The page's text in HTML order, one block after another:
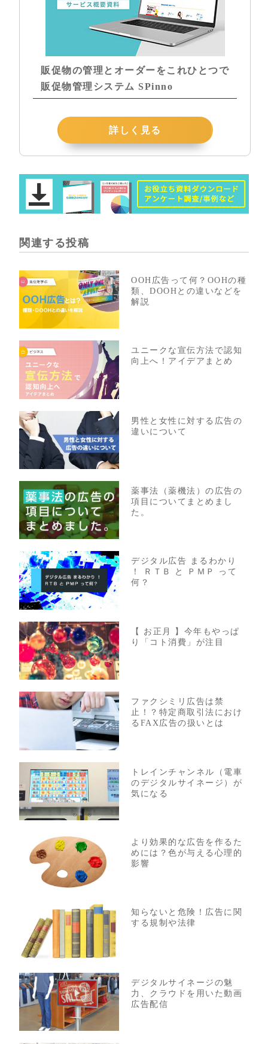
販促物の管理とオーダーをこれひとつで
販促物管理システム SPinno
詳しく見る
関連する投稿
OOH広告って何？OOHの種
類、DOOHとの違いなどを
解説
ユニークな宣伝方法で認知
向上へ！アイデアまとめ
男性と女性に対する広告の
違いについて
薬事法（薬機法）の広告の
項目についてまとめまし
た。
デジタル広告 まるわかり
！ ＲＴＢ と ＰＭＰ って
何？
【 お正月 】今年もやっぱ
り「コト消費」が注目
ファクシミリ広告は禁
止！？特定商取引法におけ
るFAX広告の扱いとは
トレインチャンネル（電車
のデジタルサイネージ）が
気になる
より効果的な広告を作るた
めには？色が与える心理的
影響
知らないと危険！広告に関
する規制や法律
デジタルサイネージの魅
力、クラウドを用いた動画
広告配信